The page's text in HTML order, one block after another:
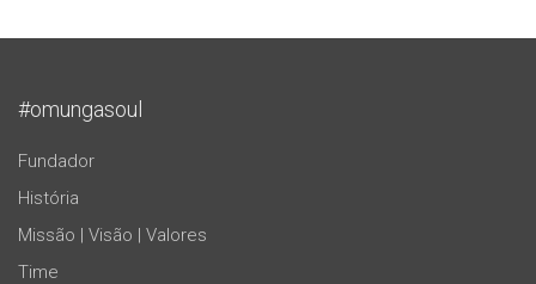
#omungasoul
Fundador
História
Missão | Visão | Valores
Time